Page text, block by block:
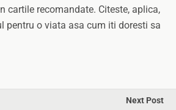
cartile recomandate. Citeste, aplica,
pentru o viata asa cum iti doresti sa
Next Post